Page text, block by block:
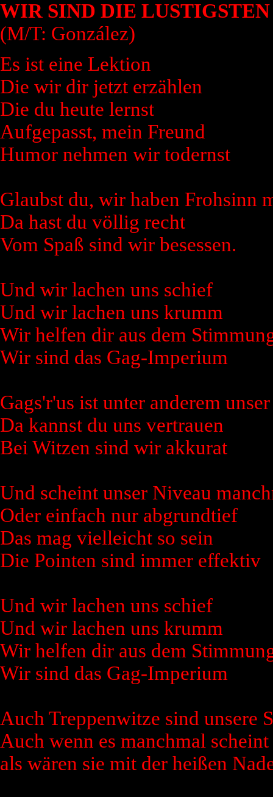
WIR SIND DIE
(M/T: González)
Es ist eine Lektion
Die wir dir jetzt erzählen
Die du heute lernst
Aufgepasst, mein Freund
Humor nehmen wir todernst
Glaubst du, wir haben Frohsinn
Da hast du völlig recht
Vom Spaß sind wir besessen.
Und wir lachen uns schief
Und wir lachen uns krumm
Wir helfen dir aus dem
Wir sind das Gag-Imperium
Gags'r'us ist unter anderem
Da kannst du uns vertrauen
Bei Witzen sind wir akkurat
Und scheint unser Niveau
Oder einfach nur abgrundtief
Das mag vielleicht so sein
Die Pointen sind immer effektiv
Und wir lachen uns schief
Und wir lachen uns krumm
Wir helfen dir aus dem
Wir sind das Gag-Imperium
Auch Treppenwitze sind unsere
Auch wenn es manchmal scheint
als wären sie mit der heißen